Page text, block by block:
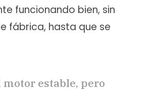
funcionando bien, sin
fábrica, hasta que se
motor estable, pero